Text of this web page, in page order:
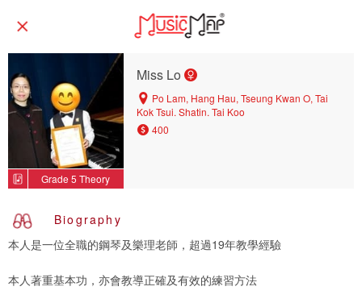
Grade 5 Theory
Miss Lo
Po Lam, Hang Hau, Tseung Kwan O, Tai
Kok Tsui, Shatin, Tai Koo
400
Biography
本人是一位全職的鋼琴及樂理老師，超過19年教學經驗
本人著重基本功，亦會教導正確及有效的練習方法